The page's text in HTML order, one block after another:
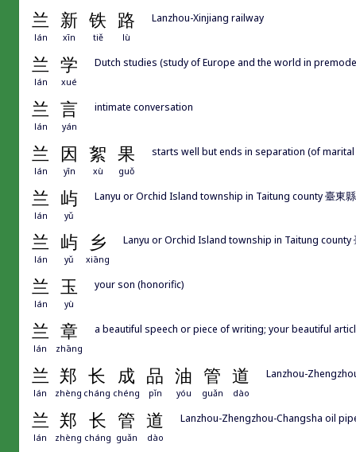
兰 新 铁 路
lán xīn tiě lù
Lanzhou-Xinjiang railway
兰 学
lán xué
Dutch studies (study of Europe and the world in
兰 言
lán yán
intimate conversation
兰 因 絮 果
lán yīn xù guǒ
starts well but ends in separation (of
兰 屿
lán yǔ
Lanyu or Orchid Island township in Taitung county 臺東
兰 屿 乡
lán yǔ xiāng
Lanyu or Orchid Island township in Taitung
兰 玉
lán yù
your son (honorific)
兰 章
lán zhāng
a beautiful speech or piece of writing; your beautiful
兰 郑 长 成 品 油 管 道
lán zhèng cháng chéng pǐn yóu guǎn dào
Lanzhou-
兰 郑 长 管 道
lán zhèng cháng guǎn dào
Lanzhou-Zhengzhou-Changsha oil